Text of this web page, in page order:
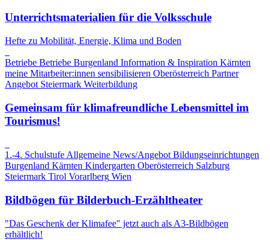
Unterrichtsmaterialien für die Volksschule
Hefte zu Mobilität, Energie, Klima und Boden
Betriebe Betriebe Burgenland Information & Inspiration Kärnten
meine Mitarbeiter:innen sensibilisieren Oberösterreich Partner
Angebot Steiermark Weiterbildung
Gemeinsam für klimafreundliche Lebensmittel im
Tourismus!
1.-4. Schulstufe Allgemeine News/Angebot Bildungseinrichtungen
Burgenland Kärnten Kindergarten Oberösterreich Salzburg
Steiermark Tirol Vorarlberg Wien
Bildbögen für Bilderbuch-Erzähltheater
"Das Geschenk der Klimafee" jetzt auch als A3-Bildbögen
erhältlich!